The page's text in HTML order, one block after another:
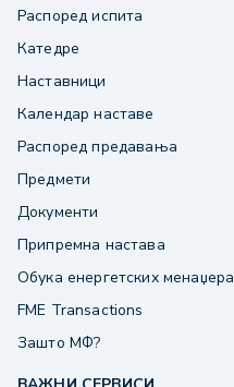
Распоред испита
Катедре
Наставници
Календар наставе
Распоред предавања
Предмети
Документи
Припремна настава
Обука енергетских менаџера
FME Transactions
Зашто МФ?